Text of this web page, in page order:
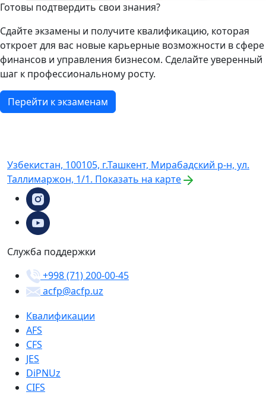
Готовы подтвердить свои знания?
Сдайте экзамены и получите квалификацию, которая
откроет для вас новые карьерные возможности в сфере
финансов и управления бизнесом. Сделайте уверенный
шаг к профессиональному росту.
Перейти к экзаменам
Узбекистан, 100105, г.Ташкент, Мирабадский р-н, ул.
Таллимаржон, 1/1. Показать на карте
Служба поддержки
+998 (71) 200-00-45
acfp@acfp.uz
Квалификации
AFS
CFS
JES
DiPNUz
CIFS